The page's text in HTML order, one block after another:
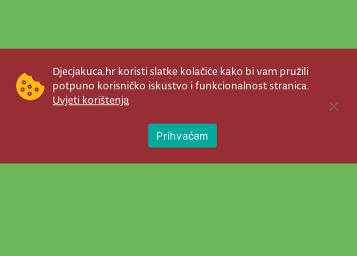
Djecjakuca.hr koristi slatke kolačiće kako bi vam pružili
potpuno korisničko iskustvo i funkcionalnost stranica.
Uvjeti korištenja
Prihvaćam